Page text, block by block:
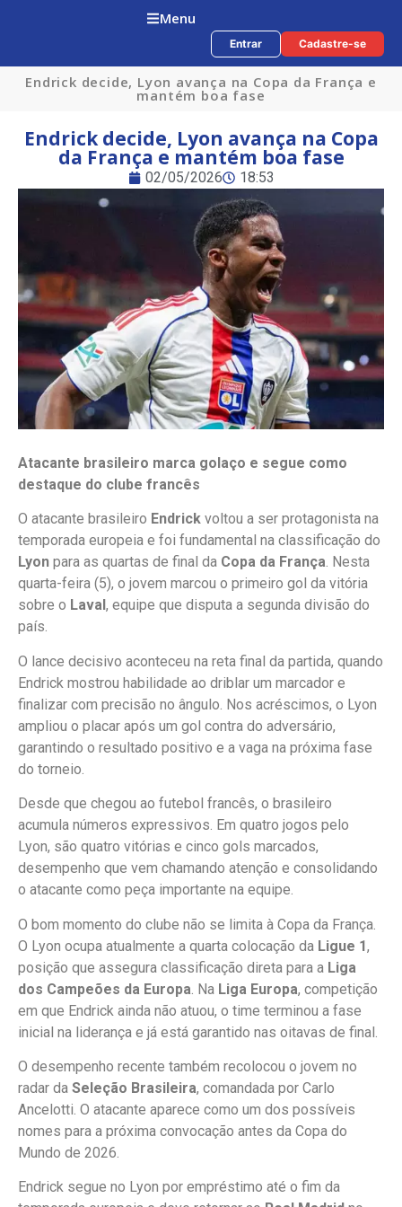
Menu
Entrar Cadastre-se
Endrick decide, Lyon avança na Copa da França e
mantém boa fase
Endrick decide, Lyon avança na Copa
da França e mantém boa fase
02/05/2026 18:53
Atacante brasileiro marca golaço e segue como
destaque do clube francês
O atacante brasileiro Endrick voltou a ser protagonista na
temporada europeia e foi fundamental na classificação do
Lyon para as quartas de final da Copa da França. Nesta
quarta-feira (5), o jovem marcou o primeiro gol da vitória
sobre o Laval , equipe que disputa a segunda divisão do
país.
O lance decisivo aconteceu na reta final da partida, quando
Endrick mostrou habilidade ao driblar um marcador e
finalizar com precisão no ângulo. Nos acréscimos, o Lyon
ampliou o placar após um gol contra do adversário,
garantindo o resultado positivo e a vaga na próxima fase
do torneio.
Desde que chegou ao futebol francês, o brasileiro
acumula números expressivos. Em quatro jogos pelo
Lyon, são quatro vitórias e cinco gols marcados,
desempenho que vem chamando atenção e consolidando
o atacante como peça importante na equipe.
O bom momento do clube não se limita à Copa da França.
O Lyon ocupa atualmente a quarta colocação da Ligue 1,
posição que assegura classificação direta para a Liga
dos Campeões da Europa . Na Liga Europa, competição
em que Endrick ainda não atuou, o time terminou a fase
inicial na liderança e já está garantido nas oitavas de final.
O desempenho recente também recolocou o jovem no
radar da Seleção Brasileira, comandada por Carlo
Ancelotti. O atacante aparece como um dos possíveis
nomes para a próxima convocação antes da Copa do
Mundo de 2026.
Endrick segue no Lyon por empréstimo até o fim da